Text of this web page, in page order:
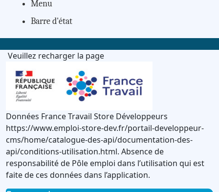
Menu
Barre d'état
Veuillez recharger la page
Données France Travail Store Développeurs
https://www.emploi-store-dev.fr/portail-developpeur-
cms/home/catalogue-des-api/documentation-des-
api/conditions-utilisation.html. Absence de
responsabilité de Pôle emploi dans l’utilisation qui est
faite de ces données dans l’application.